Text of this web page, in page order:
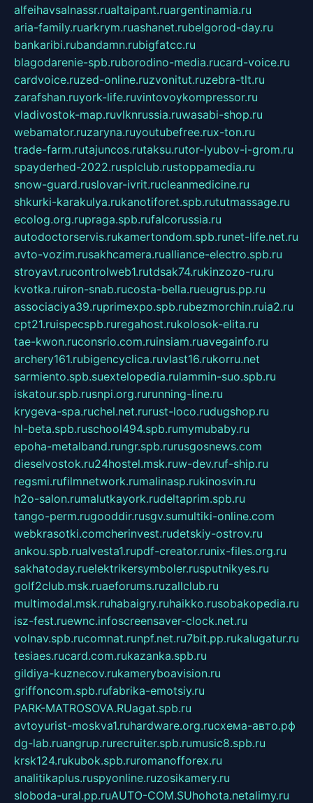
alfeihavsalnassr.rualtaipant.ruargentinamia.ru
aria-family.ruarkrym.ruashanet.rubelgorod-day.ru
bankaribi.rubandamn.rubigfatcc.ru
blagodarenie-spb.ruborodino-media.rucard-voice.ru
cardvoice.ruzed-online.ruzvonitut.ruzebra-tlt.ru
zarafshan.ruyork-life.ruvintovoykompressor.ru
vladivostok-map.ruvlknrussia.ruwasabi-shop.ru
webamator.ruzaryna.ruyoutubefree.rux-ton.ru
trade-farm.rutajuncos.rutaksu.rutor-lyubov-i-grom.ru
spayderhed-2022.rusplclub.rustoppamedia.ru
snow-guard.ruslovar-ivrit.rucleanmedicine.ru
shkurki-karakulya.rukanotiforet.spb.rututmassage.ru
ecolog.org.rupraga.spb.rufalcorussia.ru
autodoctorservis.rukamertondom.spb.runet-life.net.ru
avto-vozim.rusakhcamera.rualliance-electro.spb.ru
stroyavt.rucontrolweb1.rutdsak74.rukinzozo-ru.ru
kvotka.ruiron-snab.rucosta-bella.rueugrus.pp.ru
associaciya39.ruprimexpo.spb.rubezmorchin.ruia2.ru
cpt21.ruispecspb.ruregahost.rukolosok-elita.ru
tae-kwon.ruconsrio.com.ruinsiam.ruavegainfo.ru
archery161.rubigencyclica.ruvlast16.rukorru.net
sarmiento.spb.suextelopedia.rulammin-suo.spb.ru
iskatour.spb.rusnpi.org.rurunning-line.ru
krygeva-spa.ruchel.net.rurust-loco.rudugshop.ru
hl-beta.spb.ruschool494.spb.rumymubaby.ru
epoha-metalband.rungr.spb.rurusgosnews.com
dieselvostok.ru24hostel.msk.ruw-dev.ruf-ship.ru
regsmi.rufilmnetwork.rumalinasp.rukinosvin.ru
h2o-salon.rumalutkayork.rudeltaprim.spb.ru
tango-perm.rugooddir.rusgv.sumultiki-online.com
webkrasotki.comcherinvest.rudetskiy-ostrov.ru
ankou.spb.rualvesta1.rupdf-creator.runix-files.org.ru
sakhatoday.ruelektrikersymboler.rusputnikyes.ru
golf2club.msk.ruaeforums.ruzallclub.ru
multimodal.msk.ruhabaigry.ruhaikko.rusobakopedia.ru
isz-fest.ruewnc.infoscreensaver-clock.net.ru
volnav.spb.rucomnat.runpf.net.ru7bit.pp.rukalugatur.ru
tesiaes.rucard.com.rukazanka.spb.ru
gildiya-kuznecov.rukameryboavision.ru
griffoncom.spb.rufabrika-emotsiy.ru
PARK-MATROSOVA.RUagat.spb.ru
avtoyurist-moskva1.ruhardware.org.ruсхема-авто.рф
dg-lab.ruangrup.rurecruiter.spb.rumusic8.spb.ru
krsk124.rukubok.spb.ruromanofforex.ru
analitikaplus.ruspyonline.ruzosikamery.ru
sloboda-ural.pp.ruAUTO-COM.SUhohota.netalimy.ru